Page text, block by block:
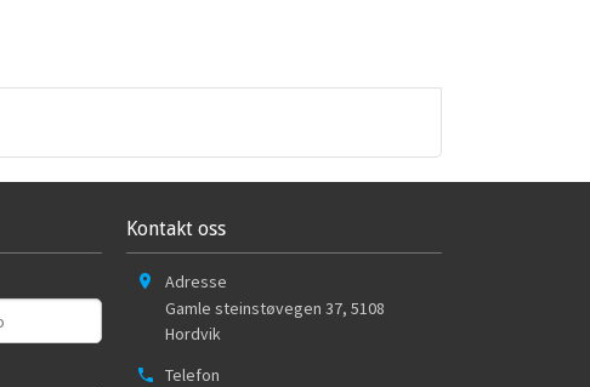
Kontakt oss
Adresse
Gamle steinstøvegen 37, 5108
Hordvik
Telefon